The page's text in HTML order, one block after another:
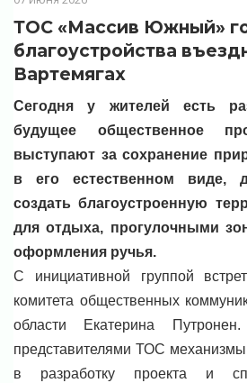
ТОС «Массив Южный»
благоустройства
Вартемягах
Сегодня у жителей есть
будущее общественное
выступают за сохранение
в его естественном виде,
создать благоустроенную
для отдыха, прогулочными
оформления ручья.
С инициативной группой
комитета общественных
области Екатерина
представителями ТОС
в разработку проекта и